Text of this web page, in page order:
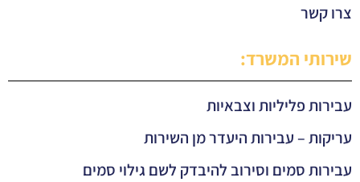
צרו קשר
שירותי המשרד:
עבירות פליליות וצבאיות
עריקות – עבירות היעדר מן השירות
עבירות סמים וסירוב להיבדק לשם גילוי סמים